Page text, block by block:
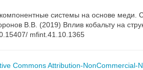
системы на основе меди.
В.В. (2019) Вплив кобальту на
mfint.41.10.1365
Commons Attribution-NonCommercial-